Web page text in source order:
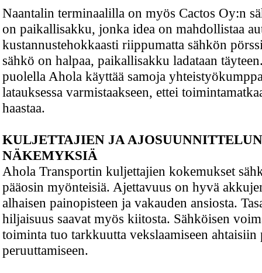
Naantalin terminaalilla on myös Cactos Oy:n
on paikallisakku, jonka idea on mahdollistaa
kustannustehokkaasti riippumatta sähkön
sähkö on halpaa, paikallisakku ladataan
puolella Ahola käyttää samoja
latauksessa varmistaakseen, ettei
haastaa.
KULJETTAJIEN JA AJOSUUNNITTELUN
NÄKEMYKSIÄ
Ahola Transportin kuljettajien kokemukset
pääosin myönteisiä. Ajettavuus on hyvä
alhaisen painopisteen ja vakauden ansiosta.
hiljaisuus saavat myös kiitosta. Sähköisen
toiminta tuo tarkkuutta vekslaamiseen
peruuttamiseen.